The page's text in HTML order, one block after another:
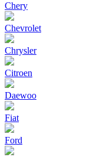
Chery
Chevrolet
Chrysler
Citroen
Daewoo
Fiat
Ford